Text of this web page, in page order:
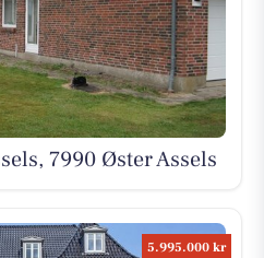
7990 Øster Assels
5.995.000 kr